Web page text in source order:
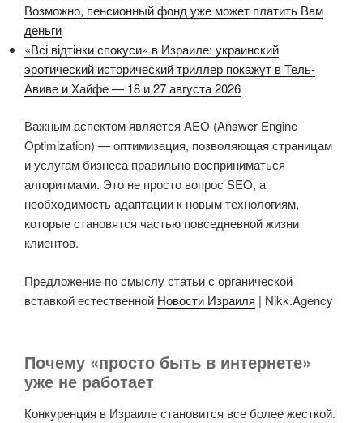
Возможно, пенсионный фонд уже может платить Вам
деньги
«Всі відтінки спокуси» в Израиле: украинский
эротический исторический триллер покажут в Тель-
Авиве и Хайфе — 18 и 27 августа 2026
Важным аспектом является AEO (Answer Engine
Optimization) — оптимизация, позволяющая страницам
и услугам бизнеса правильно восприниматься
алгоритмами. Это не просто вопрос SEO, а
необходимость адаптации к новым технологиям,
которые становятся частью повседневной жизни
клиентов.
Предложение по смыслу статьи с органической
вставкой естественной Новости Израиля | Nikk.Agency
Почему «просто быть в интернете»
уже не работает
Конкуренция в Израиле становится все более жесткой.